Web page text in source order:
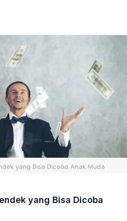
yang Bisa Dicoba Anak Muda
yang Bisa Dicoba